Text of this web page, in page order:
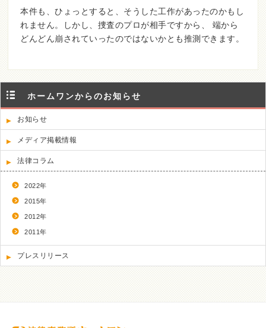
本件も、ひょっとすると、そうした工作があったのかもし
れません。しかし、捜査のプロが相手ですから、 端から
どんどん崩されていったのではないかとも推測できます。
ホームワンからのお知らせ
お知らせ
メディア掲載情報
法律コラム
2022年
2015年
2012年
2011年
プレスリリース